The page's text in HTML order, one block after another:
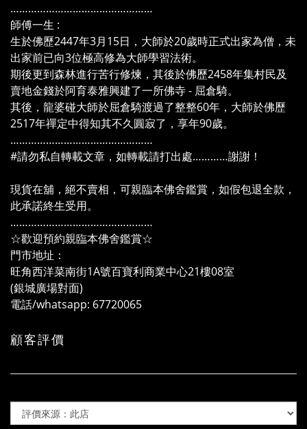
…………………………………………
師傅一生 :
生於佛歷2447年3月15日，大師於20歲時正式出家為僧，未
出家前已向3位極高修為大師學習法術。
期後更到森林進行苦行修煉，其後於佛歷2458年集村民及
賣地金錢於阿育泰雅興建了一所佛寺 - 屈倉騎。
其後，龍婆碰大師於屈倉騎渡過了整整60年，大師於佛歷
2517年禪定中得知其不久圓寂了，享年90歲。
…………………………………………
#請勿私自轉載文章，如轉載請打出處…………謝謝！
現貨在舖，絕不賣相，可親臨本佛舍鑑賞，如假包退全款，
此承諾終生受用。
…………………………………………
☆歡迎預約親臨本佛舍鑑賞☆
門市地址：
旺角西洋菜南街1A號百寶利商業中心21樓08室
(銀城廣場對面)
電話/whatsapp: 67720065
顧客評價